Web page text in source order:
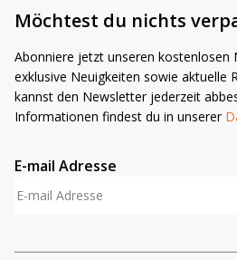
Möchtest du nichts
Abonniere jetzt unseren kostenlosen
exklusive Neuigkeiten sowie aktuelle
kannst den Newsletter jederzeit
Informationen findest du in unserer
E-mail Adresse